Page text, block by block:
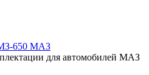
650 МАЗ
для автомобилей МАЗ